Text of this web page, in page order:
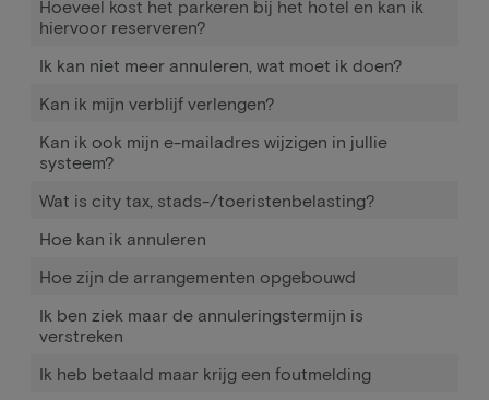
Hoeveel kost het parkeren bij het hotel en kan ik
hiervoor reserveren?
Ik kan niet meer annuleren, wat moet ik doen?
Kan ik mijn verblijf verlengen?
Kan ik ook mijn e-mailadres wijzigen in jullie
systeem?
Wat is city tax, stads-/toeristenbelasting?
Hoe kan ik annuleren
Hoe zijn de arrangementen opgebouwd
Ik ben ziek maar de annuleringstermijn is
verstreken
Ik heb betaald maar krijg een foutmelding